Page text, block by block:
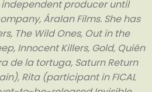
producer until
Áralan Films. She has
The Wild Ones, Out in the
Innocent Killers, Gold, Quién
de la tortuga, Saturn Return
Rita (participant in FICAL